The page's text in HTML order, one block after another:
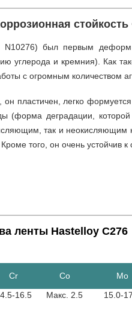
стойкость
N10276) был первым
углерода и кремния). Как
с огромным количеством
пластичен, легко
(форма деградации,
так и неокисляющим
Кроме того, он очень
ленты Hastelloy C276
Cr Co
Mo
16.5 Макс. 2.5 15.0-